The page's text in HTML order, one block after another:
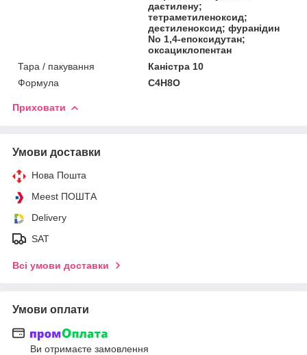
даєтилену;
тетраметиленоксид;
деєтиленоксид; фуранідин
No 1,4-епоксидутан;
оксациклопентан
Тара / пакування
Каністра 10
Формула
C4H8O
Приховати
Умови доставки
Нова Пошта
Meest ПОШТА
Delivery
SAT
Всі умови доставки
Умови оплати
Ви отримаєте замовлення